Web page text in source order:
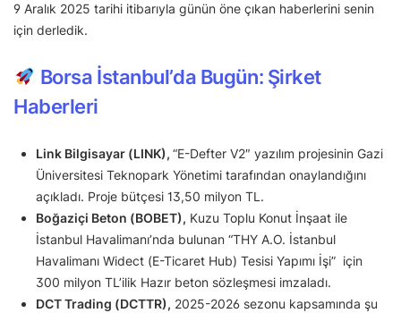
9 Aralık 2025 tarihi itibarıyla günün öne çıkan haberlerini senin
için derledik.
Borsa İstanbul’da Bugün: Şirket
Haberleri
Link Bilgisayar (LINK), “E-Defter V2″ yazılım projesinin Gazi
Üniversitesi Teknopark Yönetimi tarafından onaylandığını
açıkladı. Proje bütçesi 13,50 milyon TL.
Boğaziçi Beton (BOBET), Kuzu Toplu Konut İnşaat ile
İstanbul Havalimanı’nda bulunan “THY A.O. İstanbul
Havalimanı Widect (E-Ticaret Hub) Tesisi Yapımı İşi” için
300 milyon TL’ilik Hazır beton sözleşmesi imzaladı.
DCT Trading (DCTTR), 2025-2026 sezonu kapsamında şu